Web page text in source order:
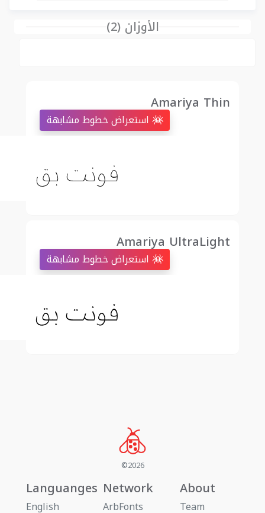
الأوزان (2)
Amariya Thin
Amariya UltraLight
©2026
Languanges
English
Network
ArbFonts
About
Team